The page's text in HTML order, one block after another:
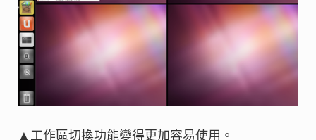
▲工作區切換功能變得更加容易使用。